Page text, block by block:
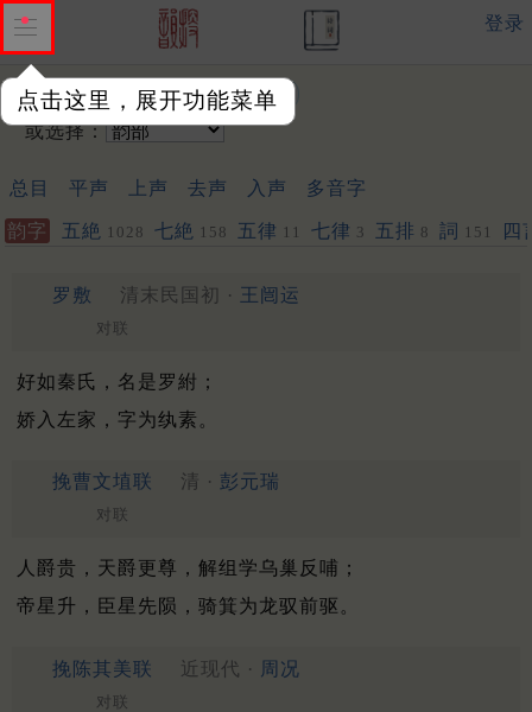
点击这里，展开功能菜单
登录
输入韵字：
或选择：
总目 平声 上声 去声 入声 多音字
韵字 五絶 1028 七絶 158 五律 11 七律 3 五排 8 詞 151 四
罗敷 清末民国初 · 王闿运
对联
好如秦氏，名是罗紨；
娇入左家，字为纨素。
挽曹文埴联 清 · 彭元瑞
对联
人爵贵，天爵更尊，解组学乌巢反哺；
帝星升，臣星先陨，骑箕为龙驭前驱。
挽陈其美联 近现代 · 周况
对联